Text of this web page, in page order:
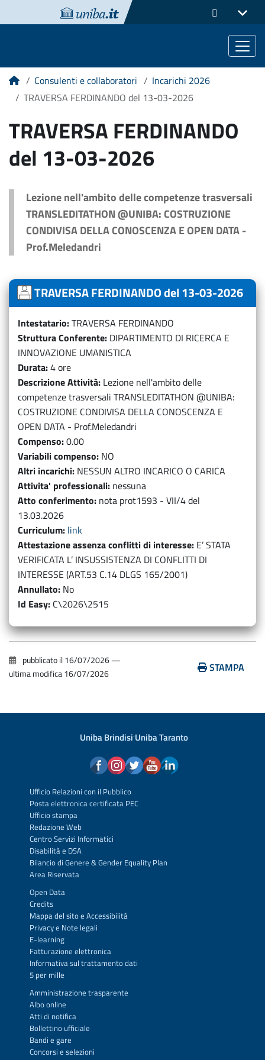
HomeConsulenti e collaboratori
Incarichi 2026
TRAVERSA FERDINANDO del 13-03-2026
TRAVERSA FERDINANDO
del 13-03-2026
Lezione nell'ambito delle competenze trasversali
TRANSLEDITATHON @UNIBA: COSTRUZIONE
CONDIVISA DELLA CONOSCENZA E OPEN DATA -
Prof.Meledandri
TRAVERSA FERDINANDO del 13-03-2026
Intestatario TRAVERSA FERDINANDO
Struttura Conferente DIPARTIMENTO DI RICERCA E
INNOVAZIONE UMANISTICA
Durata 4 ore
Descrizione Attività Lezione nell'ambito delle
competenze trasversali TRANSLEDITATHON @UNIBA:
COSTRUZIONE CONDIVISA DELLA CONOSCENZA E
OPEN DATA - Prof.Meledandri
Compenso 0.00
Variabili compenso NO
Altri incarichi NESSUN ALTRO INCARICO O CARICA
Attivita' professionali nessuna
Atto conferimento nota prot1593 - VII/4 del
13.03.2026
Curriculum link
Attestazione assenza conflitti di interesse E’ STATA
VERIFICATA L’ INSUSSISTENZA DI CONFLITTI DI
INTERESSE (ART.53 C.14 DLGS 165/2001)
Annullato No
Id Easy C\2026\2515
pubblicato il16/07/2026—
ultima modifica16/07/2026 STAMPA
Uniba Brindisi·Uniba Taranto
Ufficio Relazioni con il Pubblico
Posta elettronica certificata PEC
Ufficio stampa
Redazione Web
Centro Servizi Informatici
Disabilità e DSA
Bilancio di Genere & Gender Equality Plan
Area Riservata
Open Data
Credits
Mappa del sitoe Accessibilità
Privacye Note legali
E-learning
Fatturazione elettronica
Informativa sul trattamento dati
5 per mille
Amministrazione trasparente
Albo online
Atti di notifica
Bollettino ufficiale
Bandi e gare
Concorsi e selezioni